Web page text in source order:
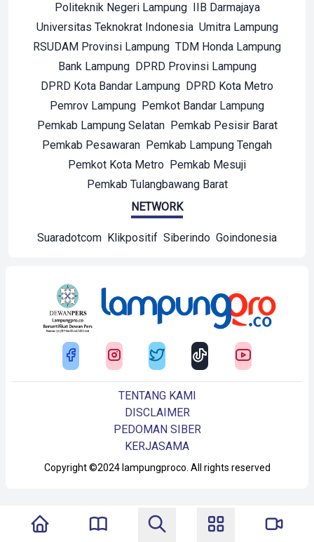
Politeknik Negeri Lampung
IIB Darmajaya
Universitas Teknokrat Indonesia Umitra Lampung
RSUDAM Provinsi Lampung TDM Honda Lampung
Bank Lampung
DPRD Provinsi Lampung
DPRD Kota Bandar Lampung DPRD Kota Metro
Pemrov Lampung Pemkot Bandar Lampung
Pemkab Lampung Selatan
Pemkab Pesisir Barat
Pemkab Pesawaran Pemkab Lampung Tengah
Pemkot Kota Metro Pemkab Mesuji
Pemkab Tulangbawang Barat
NETWORK
Suaradotcom Klikpositif Siberindo Goindonesia
Copyright ©2024 lampungproco. All rights reserved
TENTANG KAMI
DISCLAIMER
PEDOMAN SIBER
KERJASAMA